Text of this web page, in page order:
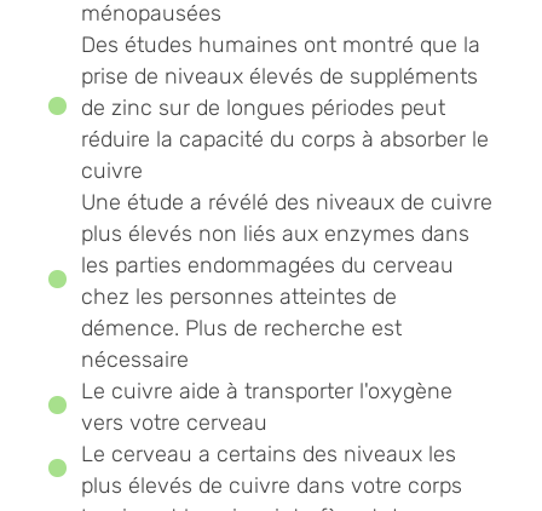
ménopausées
Des études humaines ont montré que la
prise de niveaux élevés de suppléments
de zinc sur de longues périodes peut
réduire la capacité du corps à absorber le
cuivre
Une étude a révélé des niveaux de cuivre
plus élevés non liés aux enzymes dans
les parties endommagées du cerveau
chez les personnes atteintes de
démence. Plus de recherche est
nécessaire
Le cuivre aide à transporter l'oxygène
vers votre cerveau
Le cerveau a certains des niveaux les
plus élevés de cuivre dans votre corps